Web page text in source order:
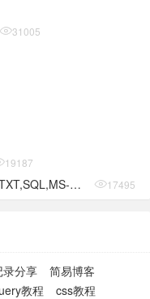
31005
19187
jquery导出JSON、XML、PNG、CSV、TXT,SQL,MS-Word,Ms-Excel Ms-Powerpoint、PDF插件 17495
录分享
简易博客
教程 css教程